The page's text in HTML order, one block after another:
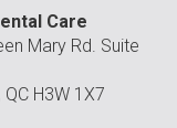
Care
Mary Rd. Suite
H3W 1X7